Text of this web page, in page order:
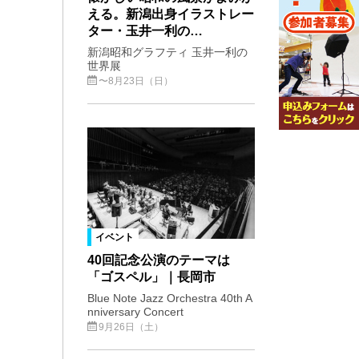
える。新潟出身イラストレー
ター・玉井一利の…
新潟昭和グラフティ 玉井一利の
世界展
〜8月23日（日）
イベント
40回記念公演のテーマは
「ゴスペル」｜長岡市
Blue Note Jazz Orchestra 40th A
nniversary Concert
9月26日（土）